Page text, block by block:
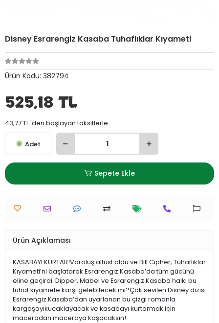
Disney Esrarengiz Kasaba Tuhaflıklar Kıyameti
Ürün Kodu: 382794
525,18 TL
43,77 TL 'den başlayan taksitlerle
Adet
Sepete Ekle
Ürün Açıklaması
KASABAYI KURTAR!Varoluş altüst oldu ve Bill Cipher, Tuhaflıklar
Kıyameti’ni başlatarak Esrarengiz Kasaba’da tüm gücünü
eline geçirdi. Dipper, Mabel ve Esrarengiz Kasaba halkı bu
tuhaf kıyamete karşı gelebilecek mi?Çok sevilen Disney dizisi
Esrarengiz Kasaba’dan uyarlanan bu çizgi romanla
kargaşayıkucaklayacak ve kasabayı kurtarmak için
maceradan maceraya koşacaksın!